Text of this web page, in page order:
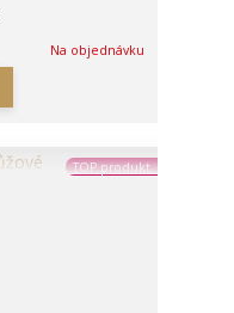
Na objednávku
TOP produkt